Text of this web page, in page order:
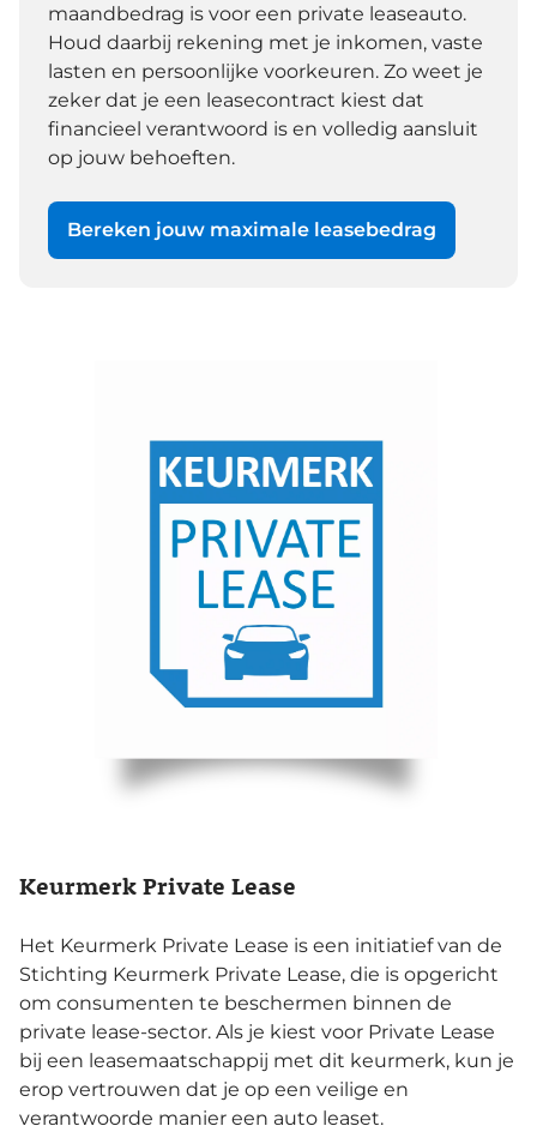
maandbedrag is voor een private leaseauto.
Houd daarbij rekening met je inkomen, vaste
lasten en persoonlijke voorkeuren. Zo weet je
zeker dat je een leasecontract kiest dat
financieel verantwoord is en volledig aansluit
op jouw behoeften.
Bereken jouw maximale leasebedrag
Keurmerk Private Lease
Het Keurmerk Private Lease is een initiatief van de
Stichting Keurmerk Private Lease, die is opgericht
om consumenten te beschermen binnen de
private lease-sector. Als je kiest voor Private Lease
bij een leasemaatschappij met dit keurmerk, kun je
erop vertrouwen dat je op een veilige en
verantwoorde manier een auto leaset.